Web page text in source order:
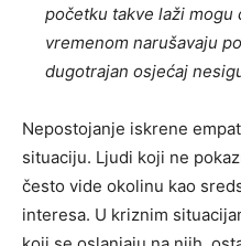
početku takve laži mogu
vremenom narušavaju
dugotrajan osjećaj
Nepostojanje iskrene
situaciju. Ljudi koji ne
često vide okolinu kao
interesa. U kriznim